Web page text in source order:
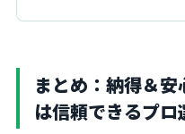
まとめ：納得＆
は信頼できるプロ